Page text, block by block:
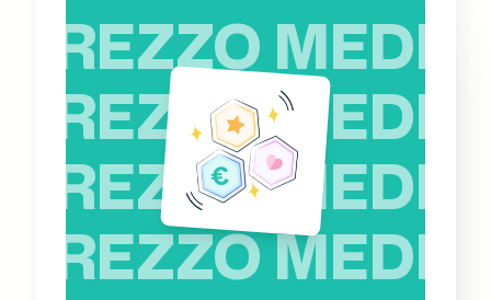
PREZZO MEDIO
PREZZO MEDIO
PREZZO MEDIO
PREZZO MEDIO